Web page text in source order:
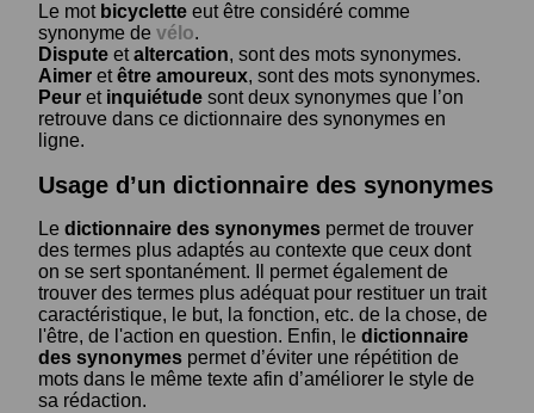
Le mot bicyclette eut être considéré comme
synonyme de vélo.
Dispute etaltercation, sont des mots synonymes.
Aimer etêtre amoureux, sont des mots synonymes.
Peur et inquiétude sont deux synonymes que l’on
retrouve dans ce dictionnaire des synonymes en
ligne.
Usage d’un dictionnaire des synonymes
Le dictionnaire des synonymes permet de trouver
des termes plus adaptés au contexte que ceux dont
on se sert spontanément. Il permet également de
trouver des termes plus adéquat pour restituer un trait
caractéristique, le but, la fonction, etc. de la chose, de
l'être, de l'action en question. Enfin, le dictionnaire
des synonymes permet d’éviter une répétition de
mots dans le même texte afin d’améliorer le style de
sa rédaction.